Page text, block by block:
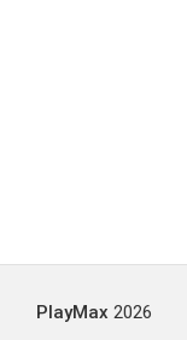
PlayMax 2026